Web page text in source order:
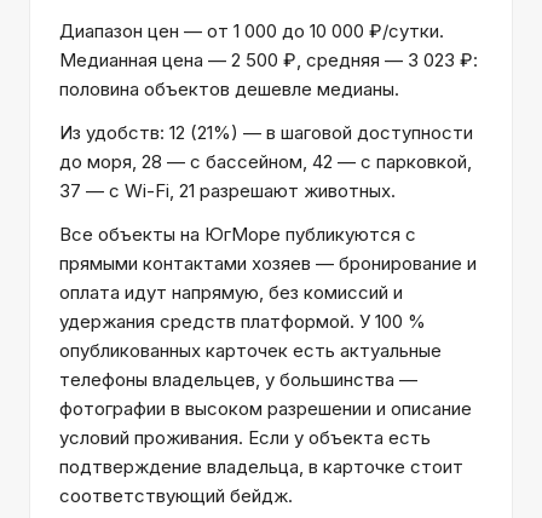
Диапазон цен — от 1 000 до 10 000 ₽/сутки.
Медианная цена — 2 500 ₽, средняя — 3 023 ₽:
половина объектов дешевле медианы.
Из удобств: 12 (21%) — в шаговой доступности
до моря, 28 — с бассейном, 42 — с парковкой,
37 — с Wi-Fi, 21 разрешают животных.
Все объекты на ЮгМоре публикуются с
прямыми контактами хозяев — бронирование и
оплата идут напрямую, без комиссий и
удержания средств платформой. У 100 %
опубликованных карточек есть актуальные
телефоны владельцев, у большинства —
фотографии в высоком разрешении и описание
условий проживания. Если у объекта есть
подтверждение владельца, в карточке стоит
соответствующий бейдж.